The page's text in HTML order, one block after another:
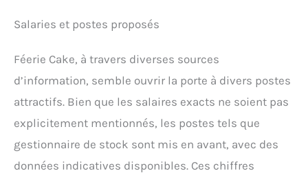
Salaries et postes proposés
Féerie Cake, à travers diverses sources
d’information, semble ouvrir la porte à divers postes
attractifs. Bien que les salaires exacts ne soient pas
explicitement mentionnés, les postes tels que
gestionnaire de stock sont mis en avant, avec des
données indicatives disponibles. Ces chiffres